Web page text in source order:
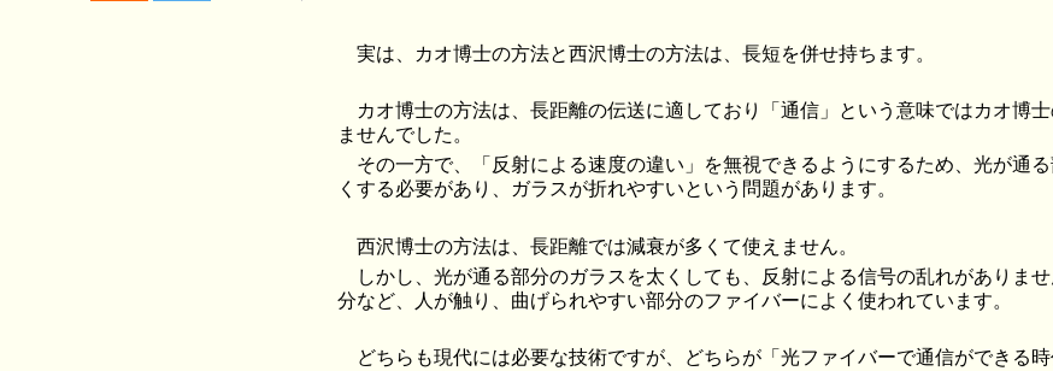
実は、カオ博士の方法と西沢博士の方法は、長短を併せ持ちます。
カオ博士の方法は、長距離の伝送に適しており「通信」という意味ではカオ博
ませんでした。
その一方で、「反射による速度の違い」を無視できるようにするため、光が通
くする必要があり、ガラスが折れやすいという問題があります。
西沢博士の方法は、長距離では減衰が多くて使えません。
しかし、光が通る部分のガラスを太くしても、反射による信号の乱れがありま
分など、人が触り、曲げられやすい部分のファイバーによく使われています。
どちらも現代には必要な技術ですが、どちらが「光ファイバーで通信ができる